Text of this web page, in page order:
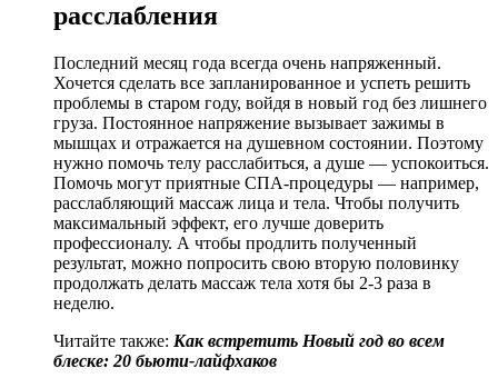
расслабления
Последний месяц года всегда очень напряженный.
Хочется сделать все запланированное и успеть решить
проблемы в старом году, войдя в новый год без лишнего
груза. Постоянное напряжение вызывает зажимы в
мышцах и отражается на душевном состоянии. Поэтому
нужно помочь телу расслабиться, а душе — успокоиться.
Помочь могут приятные СПА-процедуры — например,
расслабляющий массаж лица и тела. Чтобы получить
максимальный эффект, его лучше доверить
профессионалу. А чтобы продлить полученный
результат, можно попросить свою вторую половинку
продолжать делать массаж тела хотя бы 2-3 раза в
неделю.
Читайте также: Как встретить Новый год во всем
блеске: 20 бьюти-лайфхаков